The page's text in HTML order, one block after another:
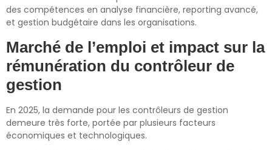
des compétences en analyse financière, reporting avancé,
et gestion budgétaire dans les organisations.
Marché de l’emploi et impact sur la
rémunération du contrôleur de
gestion
En 2025, la demande pour les contrôleurs de gestion
demeure très forte, portée par plusieurs facteurs
économiques et technologiques.